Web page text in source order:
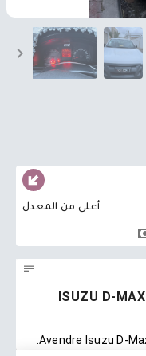
أعلى من المعدل
ISUZU D-
Avendre Isuzu D-